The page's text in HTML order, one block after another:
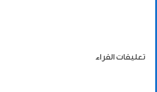
تعليقات القراء